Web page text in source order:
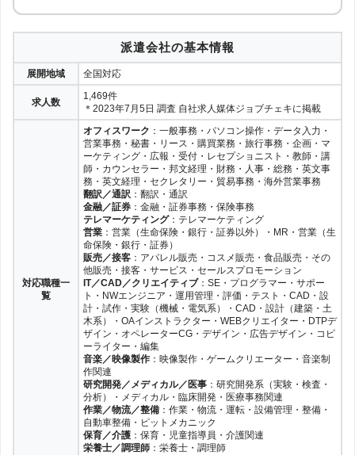
派遣会社の基本情報
展開地域 全国対応
求人数
1,469件
＊2023年7月5日 調査 自社求人媒体ジョブチェキに掲載
対応職種一
覧
オフィスワーク ：一般事務・パソコン操作・データ入力・
営業事務・秘書・リース・購買業務・旅行事務・企画・マ
ーケティング・広報・受付・レセプショニスト・教師・講
師・カウンセラー・邦文経理・財務・人事・総務・英文事
務・英文経理・セクレタリー・貿易事務・海外営業事務
翻訳／通訳 ：翻訳・通訳
金融／証券 ：金融・証券事務・保険事務
テレマーケティング：テレマーケティング
営業 ：営業（生命保険・銀行・証券以外）・MR・営業（生
命保険・銀行・証券）
販売／接客 ：アパレル販売・コスメ販売・食品販売・その
他販売・接客・サービス・セールスプロモーション
IT／CAD／クリエイティブ：SE・プログラマー・サポー
ト・NWエンジニア・運用管理・評価・テスト・CAD・設
計・試作・実験（機械・電気系）・CAD・設計（建築・土
木系）・OAインストラクター・WEBクリエイター・DTPデ
ザイン・オペレーターCG・デザイン・広告デザイン・コピ
ーライター・編集
音楽／映像製作 ：映像製作・ゲームクリエーター・音楽制
作関連
研究開発／メディカル／医事 ：研究開発系（実験・検査・
分析）・メディカル・臨床開発・医療事務関連
作業／物流／整備 ：作業・物流・運転・設備管理・整備・
自動車整備・ピットメカニック
保育／介護 ：保育・児童指導員・介護関連
栄養士／調理師 ：栄養士・調理師